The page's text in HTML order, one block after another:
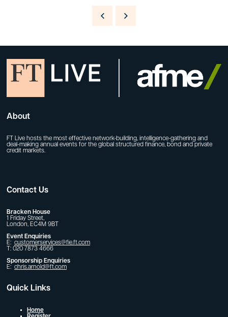
About
FT Live hosts the most effective network-building, intelligence-gathering and
deal-making annual events for the global structured finance, bond and private
credit markets.
Contact Us
Bracken House
1 Friday Street,
London, EC4M 9BT
Event Enquiries
E: customerservices@fie.ft.com
T: 020 7873 4666
Sponsorship Enquiries
E: chris.arnold@ft.com
Quick Links
Home